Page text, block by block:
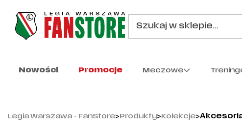
Nowości Promocje Meczowe
Legia Warszawa - FanStore>Produkty>Kolekcje>